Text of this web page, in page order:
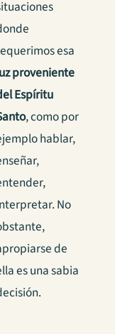
esa
proveniente
Espíritu
, como por
hablar,
No
de
es una sabia